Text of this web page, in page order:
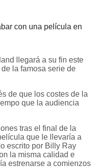
con una película en
llegará a su fin este
la famosa serie de
de que los costes de la
que la audiencia
tras el final de la
que le llevaría a
escrito por Billy Ray
la misma calidad e
estrenarse a comienzos